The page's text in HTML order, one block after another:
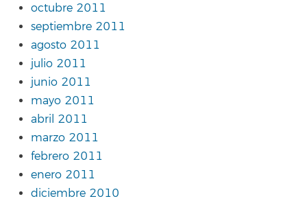
octubre 2011
septiembre 2011
agosto 2011
julio 2011
junio 2011
mayo 2011
abril 2011
marzo 2011
febrero 2011
enero 2011
diciembre 2010